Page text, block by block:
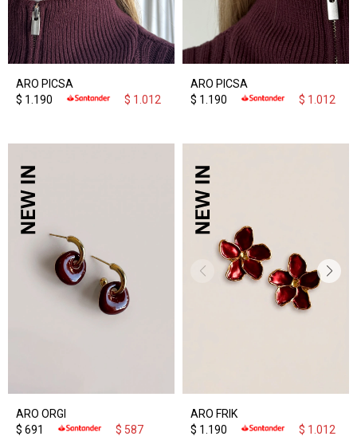
ARO PICSA
$ 1.190 $ 1.012
ARO PICSA
$ 1.190 $ 1.012
ARO ORGI
$ 691 $ 587
ARO FRIK
$ 1.190 $ 1.012